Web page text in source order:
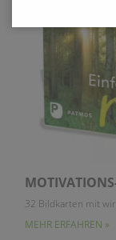
32 Bildkarten mit
MEHR ERFAHREN »